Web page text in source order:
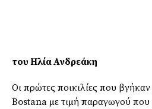
του Ηλία Ανδρεάκη
Οι πρώτες ποικιλίες που
Bostana µε τιµή παραγωγού που